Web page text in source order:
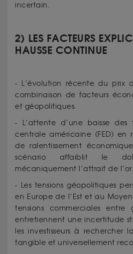
incertain.
2) LES FACTEURS
HAUSSE CONTINUE
- L’évolution récente du prix
combinaison de facteurs
et géopolitiques.
- L’attente d’une baisse
centrale américaine (FED) en
de ralentissement
scénario affaiblit le
mécaniquement l’attrait de l’or.
- Les tensions géopolitiques
en Europe de l’Est et au
tensions commerciales entre
entretiennent une incertitude
les investisseurs à rechercher
tangible et universellement